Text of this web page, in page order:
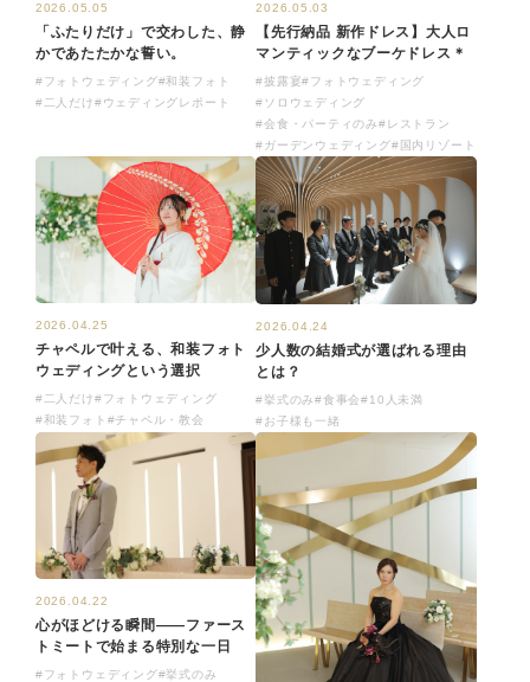
2026.05.05
「ふたりだけ」で交わした、静
かであたたかな誓い。
#フォトウェディング#和装フォト
#二人だけ#ウェディングレポート
2026.05.03
【先行納品 新作ドレス】大人ロ
マンティックなブーケドレス＊
#披露宴#フォトウェディング
#ソロウェディング
#会食・パーティのみ#レストラン
#ガーデンウェディング#国内リゾート
2026.04.25
チャペルで叶える、和装フォト
ウェディングという選択
#二人だけ#フォトウェディング
#和装フォト #チャペル・教会
2026.04.24
少人数の結婚式が選ばれる理由
とは？
#挙式のみ#食事会#10人未満
#お子様も一緒
2026.04.22
心がほどける瞬間——ファース
トミートで始まる特別な一日
#フォトウェディング#挙式のみ